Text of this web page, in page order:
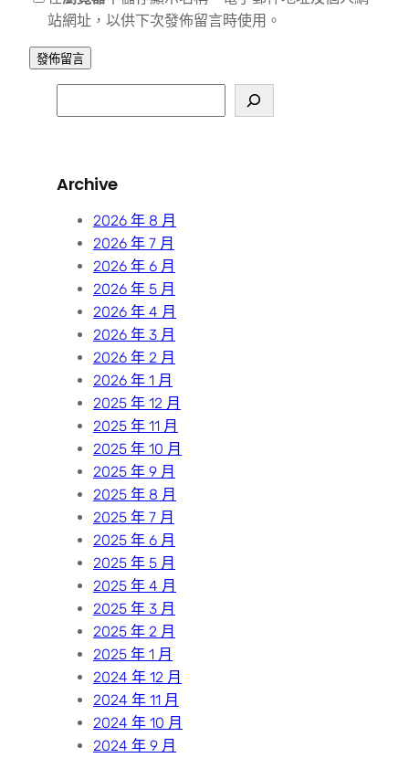
站網址，以供下次發佈留言時使用。
e
c
Archive
2026 年 8 月
2026 年 7 月
2026 年 6 月
2026 年 5 月
2026 年 4 月
2026 年 3 月
2026 年 2 月
2026 年 1 月
2025 年 12 月
2025 年 11 月
2025 年 10 月
2025 年 9 月
2025 年 8 月
2025 年 7 月
2025 年 6 月
2025 年 5 月
2025 年 4 月
2025 年 3 月
2025 年 2 月
2025 年 1 月
2024 年 12 月
2024 年 11 月
2024 年 10 月
2024 年 9 月